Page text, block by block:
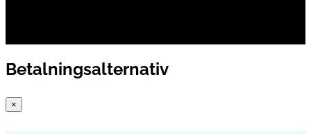
Betalningsalternativ
×